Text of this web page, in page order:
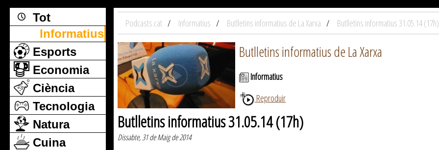
Tot
Informatius
Esports
Economia
Ciència
Tecnologia
Natura
Cuina
Podcasts.cat Informatius Butlletins informatius de La Xarxa Butlletins informatius 31.05.14 (17h)
Butlletins informatius de La Xarxa
Informatius
Reproduir
Butlletins informatius 31.05.14 (17h)
Dissabte, 31 de Maig de 2014